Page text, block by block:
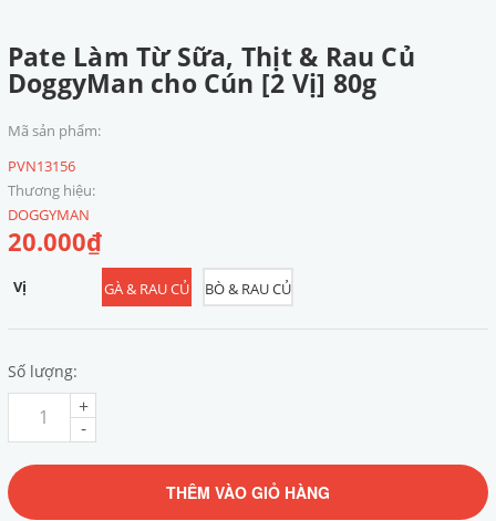
Pate Làm Từ Sữa, Thịt & Rau Củ
DoggyMan cho Cún [2 Vị] 80g
Mã sản phẩm:
PVN13156
Thương hiệu:
DOGGYMAN
20.000₫
Vị GÀ & RAU CỦ BÒ & RAU CỦ
Số lượng:
-
+
THÊM VÀO GIỎ HÀNG